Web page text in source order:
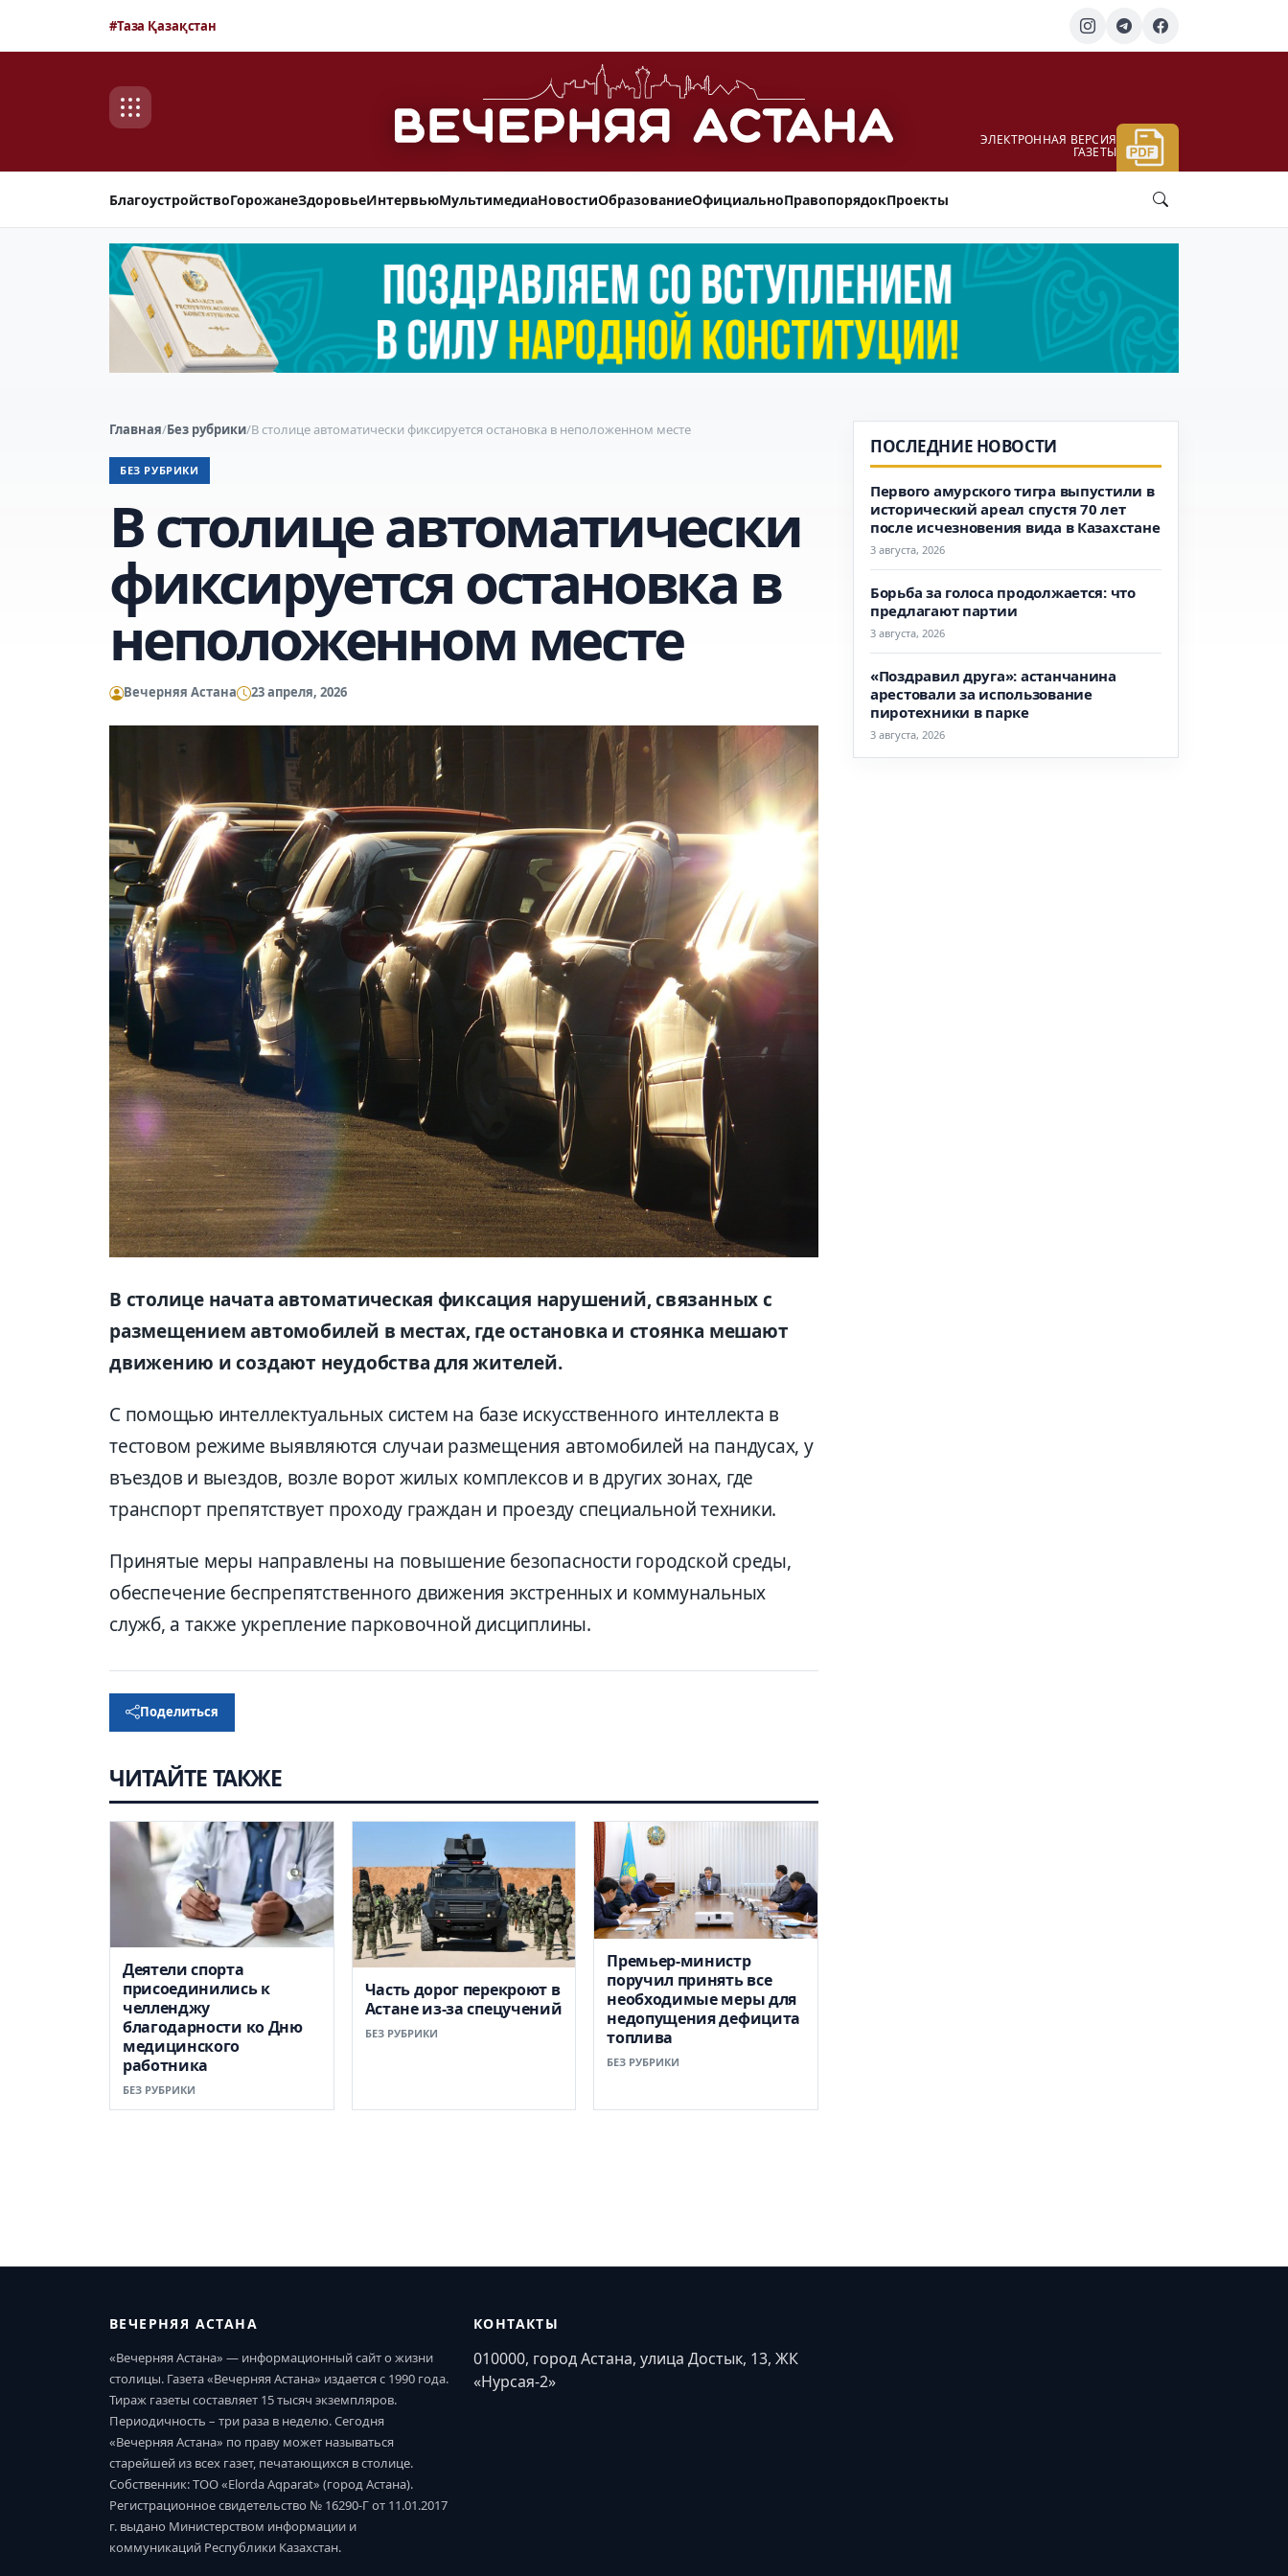
#Таза Қазақстан
ЭЛЕКТРОННАЯ ВЕРСИЯ
ГАЗЕТЫ
БлагоустройствоГорожанеЗдоровьеИнтервьюМультимедиаНовостиОбразованиеОфициальноПравопорядокПроекты
Главная/Без рубрики/В столице автоматически фиксируется остановка в неположенном месте
БЕЗ РУБРИКИ
В столице автоматически
фиксируется остановка в
неположенном месте
Вечерняя Астана 23 апреля, 2026
В столице начата автоматическая фиксация нарушений, связанных с
размещением автомобилей в местах, где остановка и стоянка мешают
движению и создают неудобства для жителей.
С помощью интеллектуальных систем на базе искусственного интеллекта в
тестовом режиме выявляются случаи размещения автомобилей на пандусах, у
въездов и выездов, возле ворот жилых комплексов и в других зонах, где
транспорт препятствует проходу граждан и проезду специальной техники.
Принятые меры направлены на повышение безопасности городской среды,
обеспечение беспрепятственного движения экстренных и коммунальных
служб, а также укрепление парковочной дисциплины.
Поделиться
ЧИТАЙТЕ ТАКЖЕ
Деятели спорта
присоединились к
челленджу
благодарности ко Дню
медицинского
работника
БЕЗ РУБРИКИ
Часть дорог перекроют в
Астане из-за спецучений
БЕЗ РУБРИКИ
Премьер-министр
поручил принять все
необходимые меры для
недопущения дефицита
топлива
БЕЗ РУБРИКИ
ПОСЛЕДНИЕ НОВОСТИ
Первого амурского тигра выпустили в
исторический ареал спустя 70 лет
после исчезновения вида в Казахстане
3 августа, 2026
Борьба за голоса продолжается: что
предлагают партии
3 августа, 2026
«Поздравил друга»: астанчанина
арестовали за использование
пиротехники в парке
3 августа, 2026
ВЕЧЕРНЯЯ АСТАНА
«Вечерняя Астана» — информационный сайт о жизни
столицы. Газета «Вечерняя Астана» издается с 1990 года.
Тираж газеты составляет 15 тысяч экземпляров.
Периодичность – три раза в неделю. Сегодня
«Вечерняя Астана» по праву может называться
старейшей из всех газет, печатающихся в столице.
Собственник: ТОО «Elorda Aqparat» (город Астана).
Регистрационное свидетельство № 16290-Г от 11.01.2017
г. выдано Министерством информации и
коммуникаций Республики Казахстан.
КОНТАКТЫ
010000, город Астана, улица Достык, 13, ЖК
«Нурсая-2»